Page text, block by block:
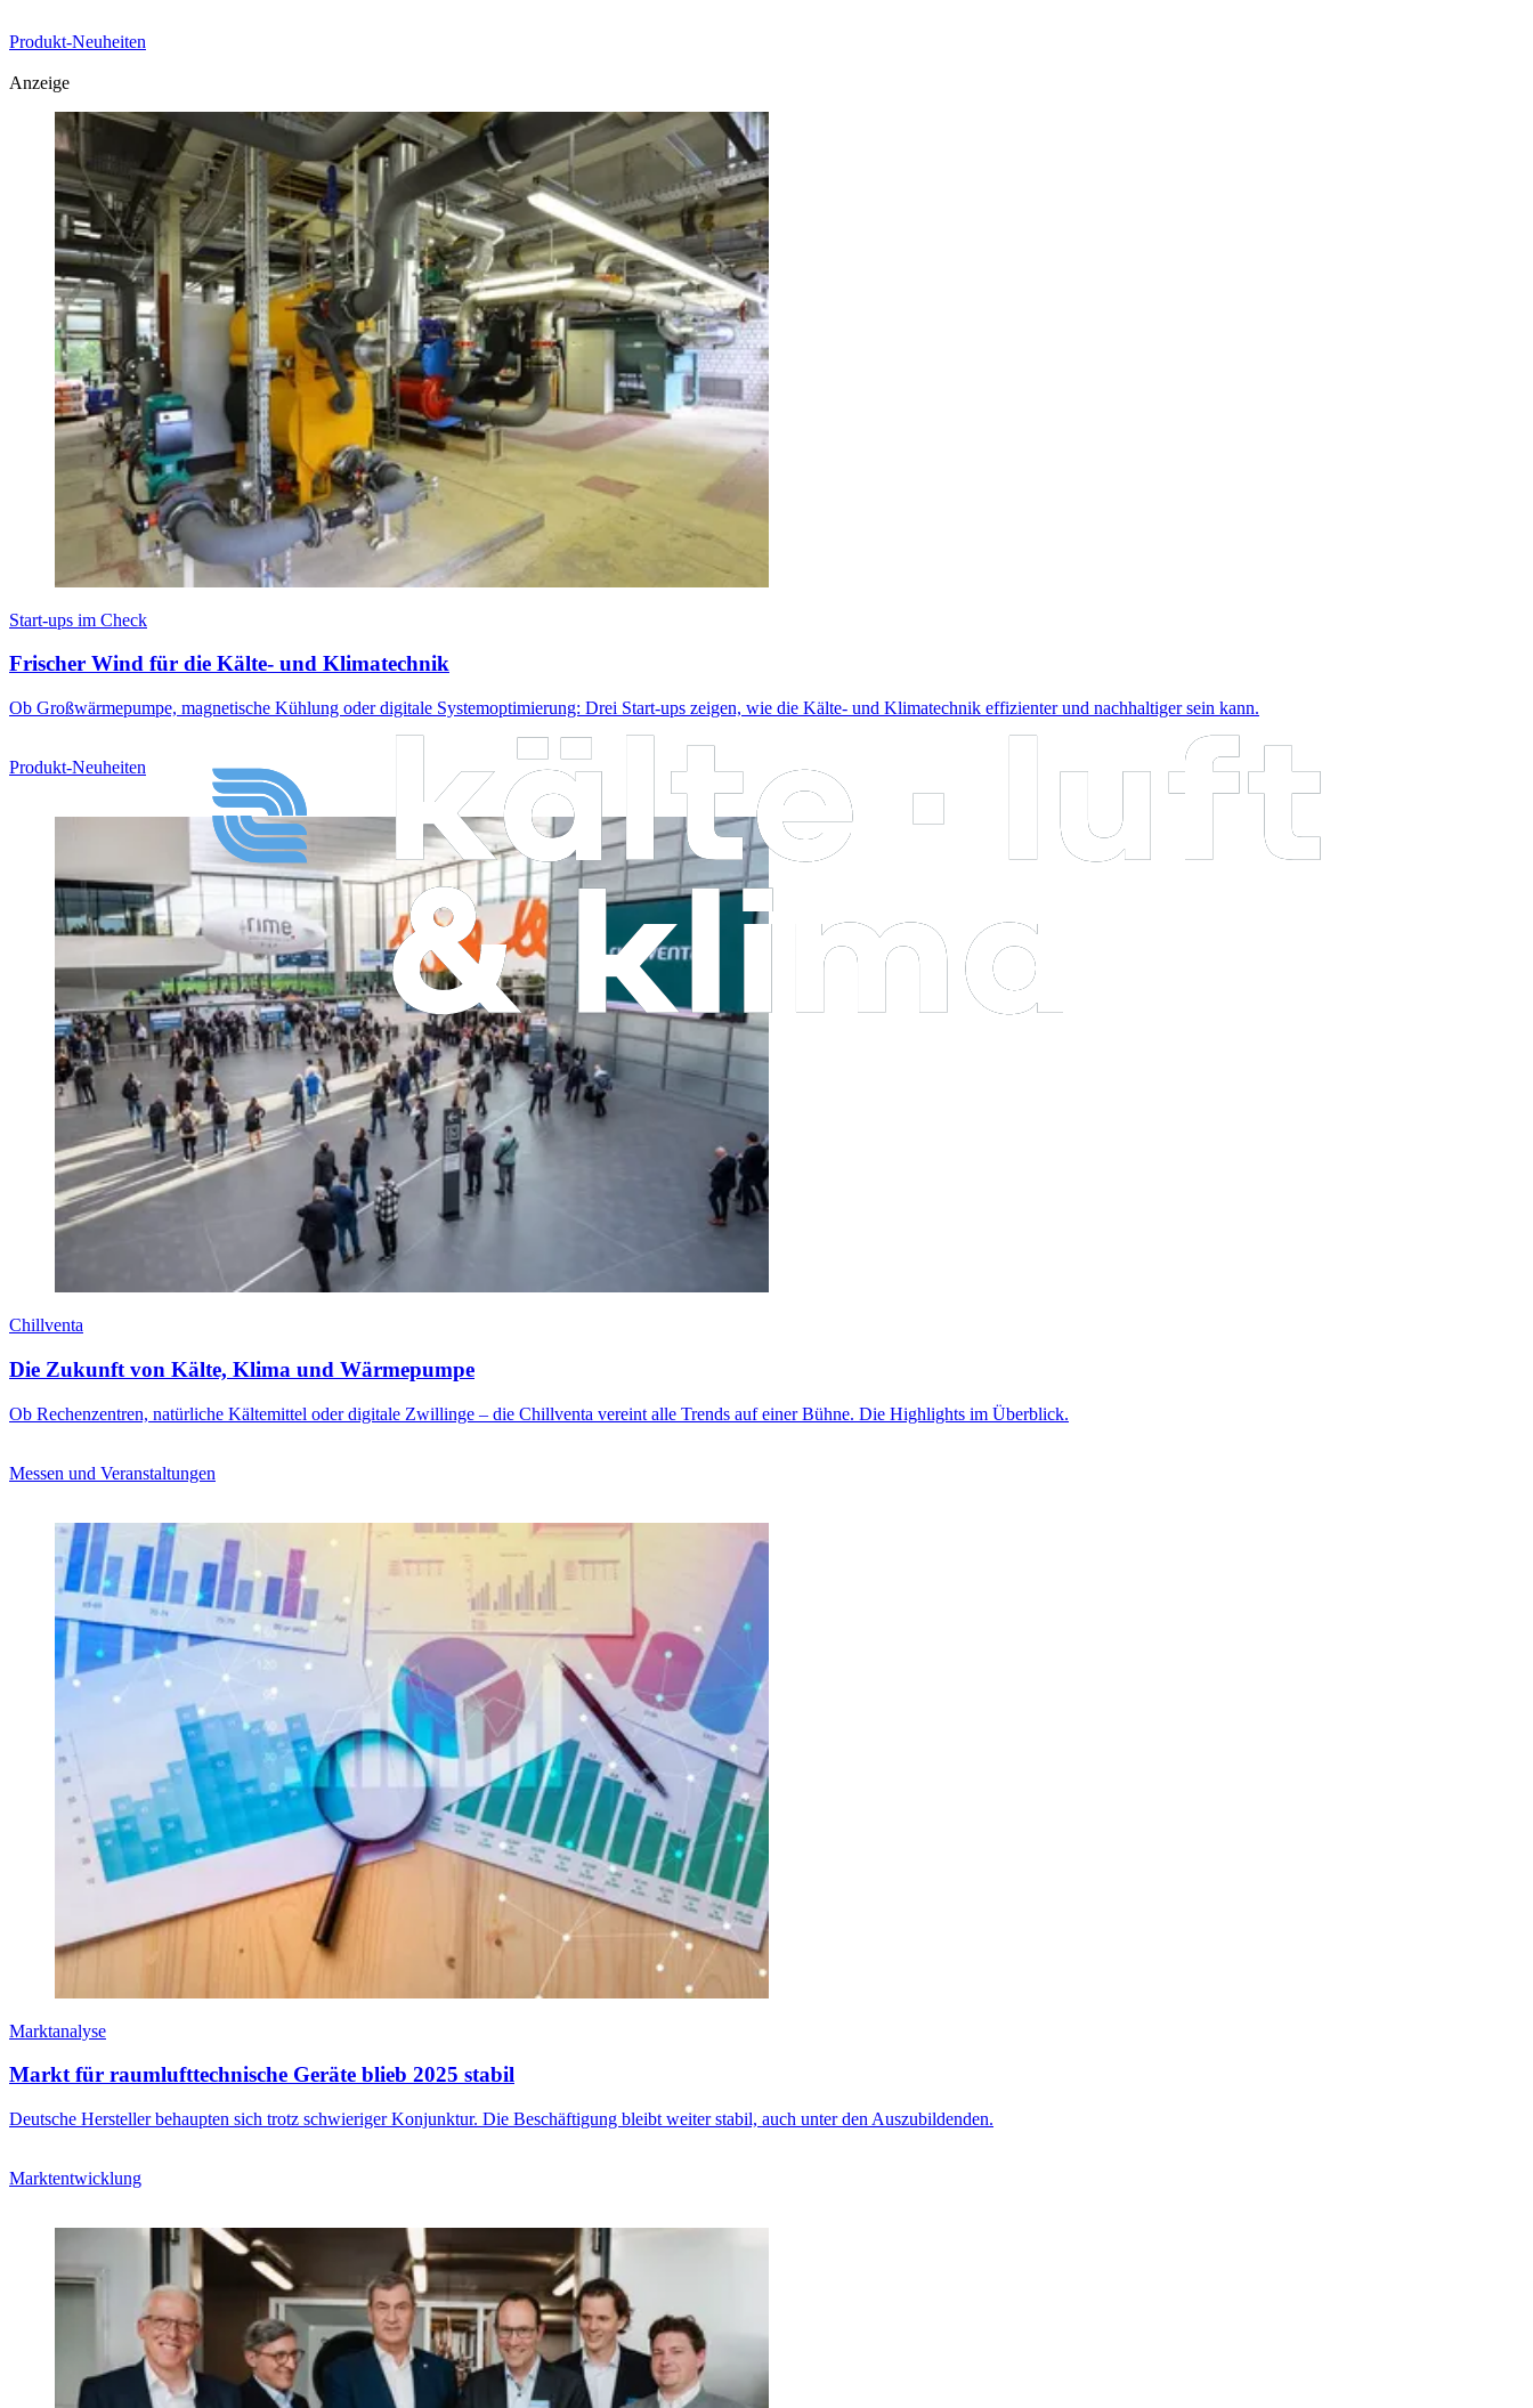
Produkt-Neuheiten
Anzeige
Start-ups im Check
Frischer Wind für die Kälte- und Klimatechnik
Ob Großwärmepumpe, magnetische Kühlung oder digitale Systemoptimierung: Drei Start-ups zeigen, wie die Kälte- und Klimatechnik effizienter und nachhaltiger sein kann.
Produkt-Neuheiten
Chillventa
Die Zukunft von Kälte, Klima und Wärmepumpe
Ob Rechenzentren, natürliche Kältemittel oder digitale Zwillinge – die Chillventa vereint alle Trends auf einer Bühne. Die Highlights im Überblick.
Messen und Veranstaltungen
Marktanalyse
Markt für raumlufttechnische Geräte blieb 2025 stabil
Deutsche Hersteller behaupten sich trotz schwieriger Konjunktur. Die Beschäftigung bleibt weiter stabil, auch unter den Auszubildenden.
Marktentwicklung